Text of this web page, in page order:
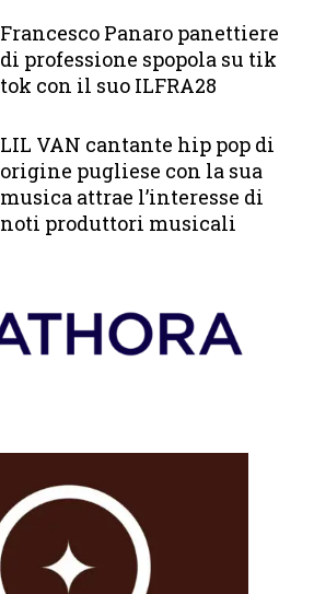
Francesco Panaro panettiere
di professione spopola su tik
tok con il suo ILFRA28
LIL VAN cantante hip pop di
origine pugliese con la sua
musica attrae l’interesse di
noti produttori musicali